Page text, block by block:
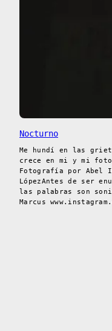
Nocturno
Me hundí en las
crece en mi y mi
Fotografía por Abel
LópezAntes de ser
las palabras son
Marcus